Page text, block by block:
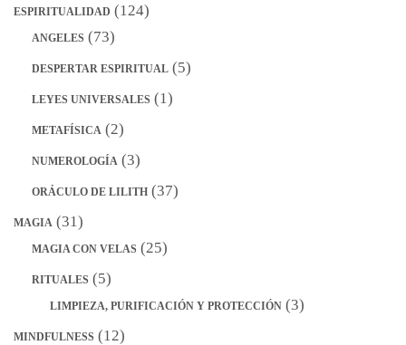
ESPIRITUALIDAD (124)
ANGELES (73)
DESPERTAR ESPIRITUAL (5)
LEYES UNIVERSALES (1)
METAFÍSICA (2)
NUMEROLOGÍA (3)
ORÁCULO DE LILITH (37)
MAGIA (31)
MAGIA CON VELAS (25)
RITUALES (5)
LIMPIEZA, PURIFICACIÓN Y PROTECCIÓN (3)
MINDFULNESS (12)